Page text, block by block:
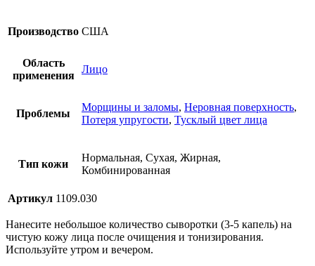
Производство США
Область
применения
Лицо
Проблемы
Морщины и заломы, Неровная поверхность,
Потеря упругости, Тусклый цвет лица
Тип кожи
Нормальная, Сухая, Жирная,
Комбинированная
Артикул 1109.030
Нанесите небольшое количество сыворотки (3-5 капель) на
чистую кожу лица после очищения и тонизирования.
Используйте утром и вечером.